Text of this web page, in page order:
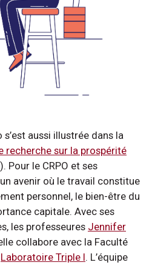
aussi illustrée dans la
recherche sur la prospérité
Pour le CRPO et ses
avenir où le travail constitue
personnel, le bien-être du
capitale. Avec ses
les professeures Jennifer
collabore avec la Faculté
Laboratoire Triple I. L’équipe